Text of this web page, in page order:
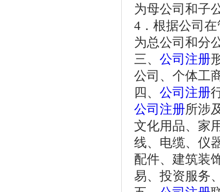
为母公司和子
4．根据公司
为总公司和分
三、 公司注册
公司、个体工
四、 公司注册
公司注册所涉
文化用品、家
线、电缆、仪
配件、建筑装
易、投资服务